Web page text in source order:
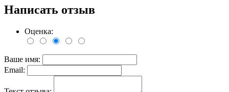
Написать отзыв
Оценка:
Ваше имя:
Email: